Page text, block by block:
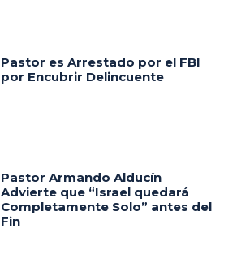
Pastor es Arrestado por el FBI
por Encubrir Delincuente
Pastor Armando Alducín
Advierte que “Israel quedará
Completamente Solo” antes del
Fin